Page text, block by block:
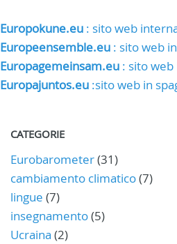
Europokune.eu : sito web
Europeensemble.eu : sito web
Europagemeinsam.eu : sito web
Europajuntos.eu :sito web in
CATEGORIE
Eurobarometer(31)
cambiamento climatico(7)
lingue (7)
insegnamento(5)
Ucraina (2)